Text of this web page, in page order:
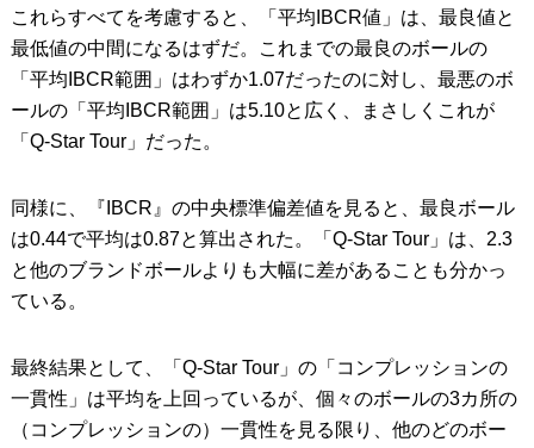
これらすべてを考慮すると、「平均IBCR値」は、最良値と
最低値の中間になるはずだ。これまでの最良のボールの
「平均IBCR範囲」はわずか1.07だったのに対し、最悪のボ
ールの「平均IBCR範囲」は5.10と広く、まさしくこれが
「Q-Star Tour」だった。
同様に、『IBCR』の中央標準偏差値を見ると、最良ボール
は0.44で平均は0.87と算出された。「Q-Star Tour」は、2.3
と他のブランドボールよりも大幅に差があることも分かっ
ている。
最終結果として、「Q-Star Tour」の「コンプレッションの
一貫性」は平均を上回っているが、個々のボールの3カ所の
（コンプレッションの）一貫性を見る限り、他のどのボー